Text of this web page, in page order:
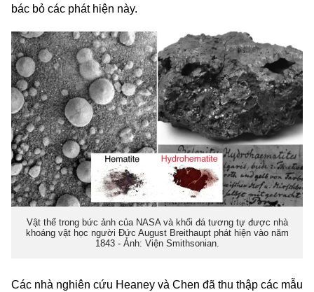
bác bỏ các phát hiện này.
Vật thể trong bức ảnh của NASA và khối đá tương tự được nhà
khoáng vật học người Đức August Breithaupt phát hiện vào năm
1843 - Ảnh: Viện Smithsonian.
Các nhà nghiên cứu Heaney và Chen đã thu thập các mẫu